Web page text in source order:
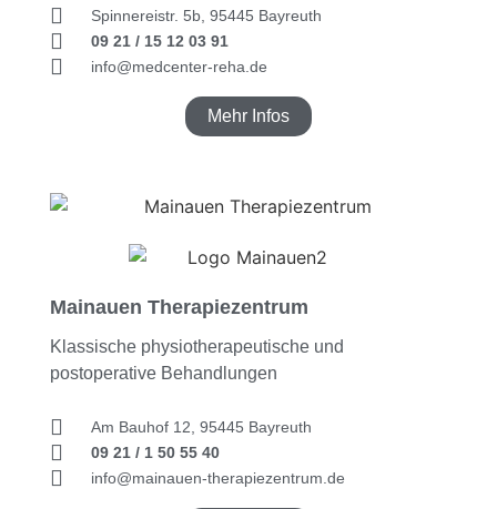
Spinnereistr. 5b, 95445 Bayreuth
09 21 / 15 12 03 91
info@medcenter-reha.de
Mehr Infos
Mainauen Therapiezentrum
Klassische physiotherapeutische und
postoperative Behandlungen
Am Bauhof 12, 95445 Bayreuth
09 21 / 1 50 55 40
info@mainauen-therapiezentrum.de